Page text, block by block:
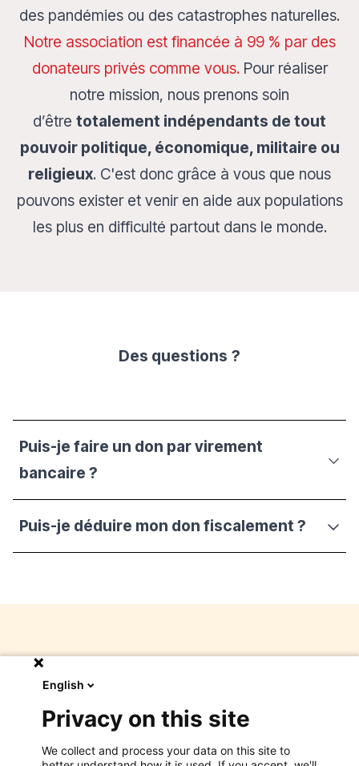
des pandémies ou des catastrophes naturelles.
Notre association est financée à 99 % par des
donateurs privés comme vous.Pour réaliser
notre mission, nous prenons soin
d’être totalement indépendants de tout
pouvoir politique, économique, militaire ou
religieux. C'est donc grâce à vous que nous
pouvons exister et venir en aide aux populations
les plus en difficulté partout dans le monde.
Des questions ?
Puis-je faire un don par virement
bancaire ?
Puis-je déduire mon don fiscalement ?
Notre service donateurs est à votre
disposition pour répondre à toutes vos
questions.
English
Privacy on this site
We collect and process your data on this site to